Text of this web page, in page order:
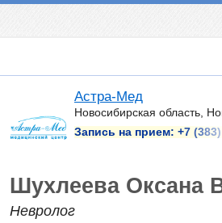
Астра-Мед
Новосибирская область,
Запись на прием: +7
Шухлеева Оксана
Невролог